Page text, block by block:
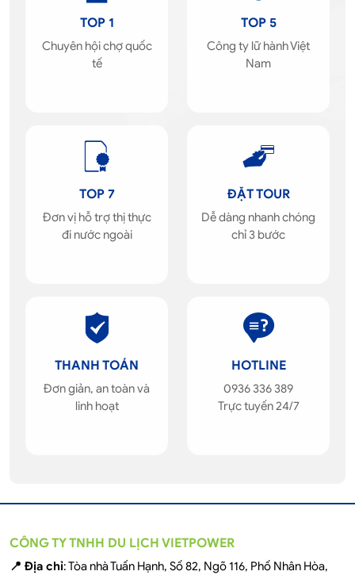
TOP 1
Chuyên hội chợ quốc
tế
TOP 5
Công ty lữ hành Việt
Nam
TOP 7
Đơn vị hỗ trợ thị thực
đi nước ngoài
ĐẶT TOUR
Dễ dàng nhanh chóng
chỉ 3 bước
THANH TOÁN
Đơn giản, an toàn và
linh hoạt
HOTLINE
0936 336 389
Trực tuyến 24/7
CÔNG TY TNHH DU LỊCH VIETPOWER
📍 Địa chỉ: Tòa nhà Tuấn Hạnh, Số 82, Ngõ 116, Phố Nhân Hòa,